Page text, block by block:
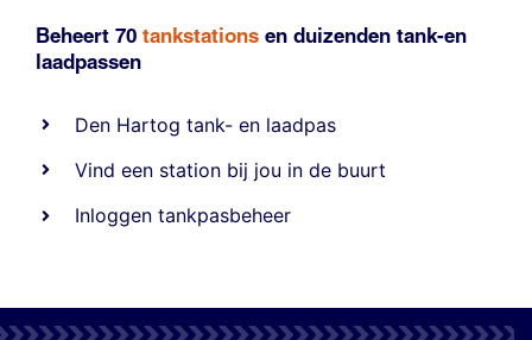
Beheert 70 tankstations en duizenden tank-en
laadpassen
Den Hartog tank- en laadpas
Vind een station bij jou in de buurt
Inloggen tankpasbeheer